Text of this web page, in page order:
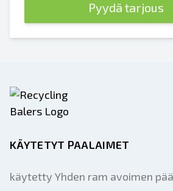
Pyydä tarjous
KÄYTETYT PAALAIMET
käytetty Yhden ram avoimen